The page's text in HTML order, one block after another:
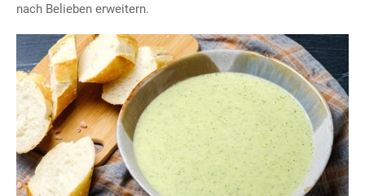
nach Belieben erweitern.